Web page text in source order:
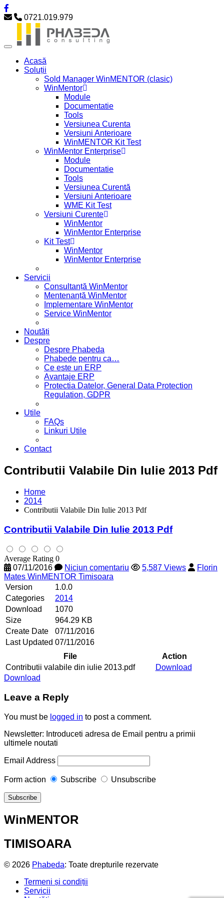
0721.019.979
Acasă
Soluții
Sold Manager WinMENTOR (clasic)
WinMentor
Module
Documentatie
Tools
Versiunea Curenta
Versiuni Anterioare
WinMENTOR Kit Test
WinMentor Enterprise
Module
Documentatie
Tools
Versiunea Curentă
Versiuni Anterioare
WME Kit Test
Versiuni Curente
WinMentor
WinMentor Enterprise
Kit Test
WinMentor
WinMentor Enterprise
Servicii
Consultanță WinMentor
Mentenanță WinMentor
Implementare WinMentor
Service WinMentor
Noutăți
Despre
Despre Phabeda
Phabede pentru ca…
Ce este un ERP
Avantaje ERP
Protectia Datelor, General Data Protection
Regulation, GDPR
Utile
FAQs
Linkuri Utile
Contact
Contributii Valabile Din Iulie 2013 Pdf
Home
2014
Contributii Valabile Din Iulie 2013 Pdf
Contributii Valabile Din Iulie 2013 Pdf
Average Rating 0
07/11/2016
Niciun comentariu 5,587 Views
Florin
Mates WinMENTOR Timisoara
Version
1.0.0
Categories
2014
Download
1070
Size
964.29 KB
Create Date
07/11/2016
Last Updated 07/11/2016
File
Action
Contributii valabile din iulie 2013.pdf
Download
Download
Leave a Reply
You must be logged in to post a comment.
Newsletter: Introduceti adresa de Email pentru a primii
ultimele noutati
Email Address
Form action Subscribe Unsubscribe
WinMENTOR
TIMISOARA
© 2026 Phabeda: Toate drepturile rezervate
Termeni și condiții
Servicii